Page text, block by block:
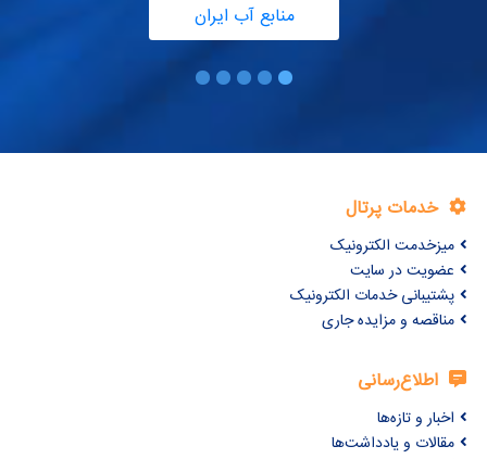
منابع آب ایران
خدمات پرتال
میزخدمت الکترونیک
عضویت در سایت
پشتیبانی خدمات الکترونیک
مناقصه و مزایده جاری
اطلاع‌رسانی
اخبار و تازه‌ها
مقالات و یادداشت‌ها